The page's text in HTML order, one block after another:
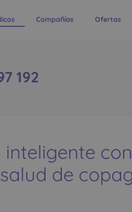
Compañías Ofertas
192
inteligente
de